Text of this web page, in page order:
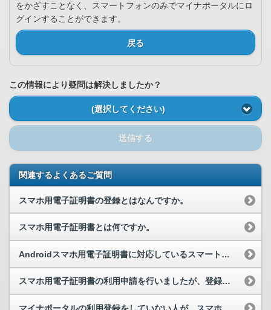
をかざすことなく、スマートフォンのみでマイナポータルにロ
グインすることができます。
戻る
この情報により疑問は解決しましたか？
(選択してください)
送信する
関連するよくあるご質問
スマホ用電子証明書の登録とはなんですか。
スマホ用電子証明書とは何ですか。
Androidスマホ用電子証明書に対応しているスマートフォンを教えてください。
スマホ用電子証明書の利用申請を行いましたが、登録はいつから可能ですか。